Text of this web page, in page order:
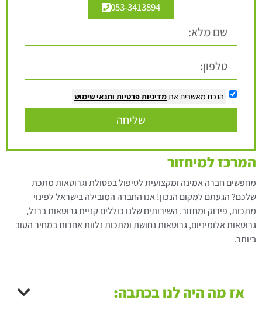
053-3413894
הנכם מאשרים אתמדיניות פרטיות ותנאי שימוש
שליחה
המרכז למיחזור
מחפשים חברה אמינה ומקצועית לטיפול בפסולת וגרוטאות מתכת
שלכם? הגעתם למקום הנכון! אנו החברה המובילה בישראל לפינוי
מתכות, פירוק ומחזור. השירותים שלנו כוללים קניית גרוטאות ברזל,
גרוטאות אלומיניום, גרוטאות נחושת ומתכות נלוות אחרות במחיר הטוב
ביותר.
אז מה היה לנו בכתבה: